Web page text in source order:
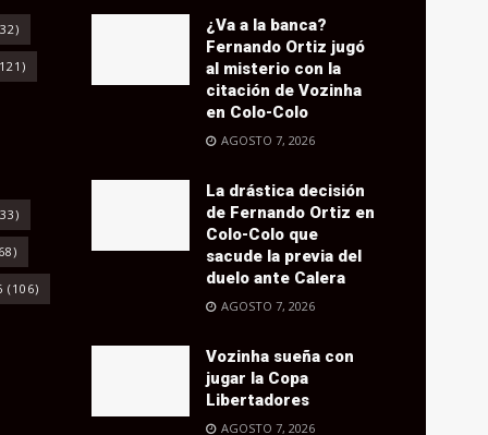
(106)
¿Va a la banca?
Fernando Ortiz jugó
al misterio con la
citación de Vozinha
en Colo-Colo
AGOSTO 7, 2026
La drástica decisión
de Fernando Ortiz en
Colo-Colo que
sacude la previa del
duelo ante Calera
AGOSTO 7, 2026
Vozinha sueña con
jugar la Copa
Libertadores
AGOSTO 7, 2026